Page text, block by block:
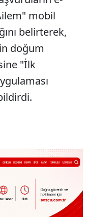
mobil
belirterek,
doğum
"İlk